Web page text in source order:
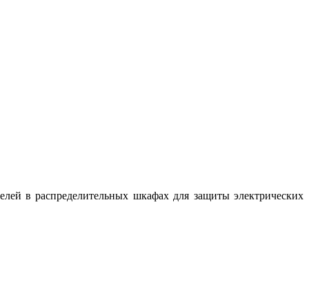
в распределительных шкафах для защиты электрических